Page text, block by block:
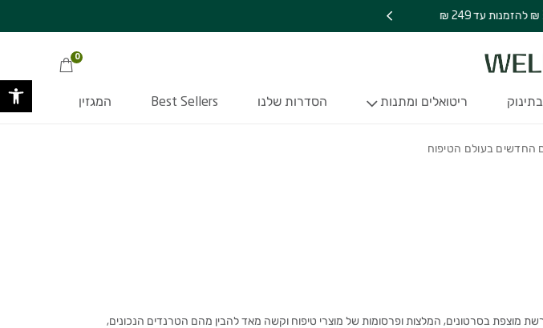
0
ריטואלים ומתנות הסדרות שלנו Best Sellers המגזין
החדשים בעולם הטיפוח
בסרטונים, המלצות ופרסומות של מוצרי טיפוח וקשה מאד להבין מהם הטרנדים הנכונים,